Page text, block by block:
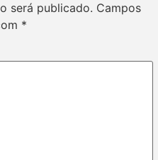
será publicado. Campos
*